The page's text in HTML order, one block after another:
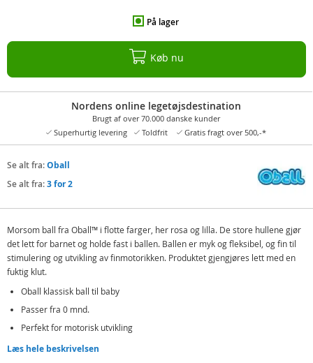
På lager
Køb nu
Nordens online legetøjsdestination
Brugt af over 70.000 danske kunder
Superhurtig levering
Toldfrit Gratis fragt over 500,-*
Se alt fra:Oball
Se alt fra:3 for 2
Morsom ball fra Oball™ i flotte farger, her rosa og lilla. De store hullene gjør
det lett for barnet og holde fast i ballen. Ballen er myk og fleksibel, og fin til
stimulering og utvikling av finmotorikken. Produktet gjengjøres lett med en
fuktig klut.
Oball klassisk ball til baby
Passer fra 0 mnd.
Perfekt for motorisk utvikling
Inneholder:
Læs hele beskrivelsen